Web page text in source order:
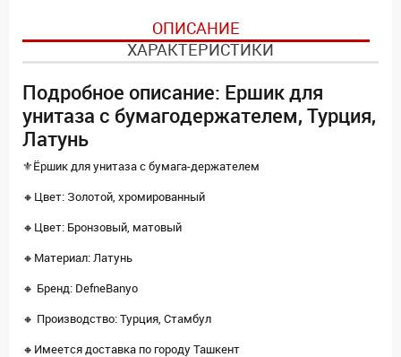
ОПИСАНИЕ
ХАРАКТЕРИСТИКИ
Подробное описание: Ершик для
унитаза с бумагодержателем, Турция,
Латунь
⚜️Ёршик для унитаза с бумага-держателем
🔸Цвет: Золотой, хромированный
🔸Цвет: Бронзовый, матовый
🔸Материал: Латунь
🔸 Бренд: DefneBanyo
🔸 Производство: Турция, Стамбул
🔸Имеется доставка по городу Ташкент